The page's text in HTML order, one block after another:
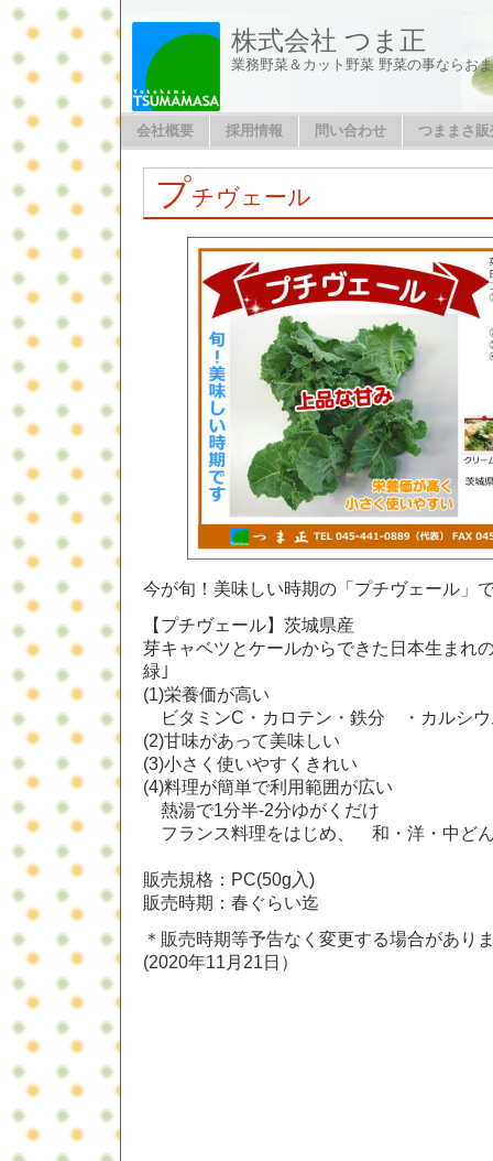
株式会社 つま正
業務野菜＆カット野菜 野菜の事ならお
会社概要 採用情報 問い合わせ つままさ
プチヴェール
今が旬！美味しい時期の「プチヴェール」
【プチヴェール】茨城県産
芽キャベツとケールからできた日本生まれ
緑｣
(1)栄養価が高い
ビタミンC・カロテン・鉄分 ・カルシウ
(2)甘味があって美味しい
(3)小さく使いやすくきれい
(4)料理が簡単で利用範囲が広い
熱湯で1分半-2分ゆがくだけ
フランス料理をはじめ、 和・洋・中ど
販売規格：PC(50g入)
販売時期：春ぐらい迄
＊販売時期等予告なく変更する場合があり
(2020年11月21日）